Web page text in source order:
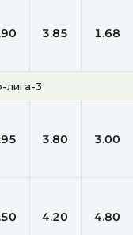
3.85 1.68
лига-3
3.80 3.00
4.20 4.80